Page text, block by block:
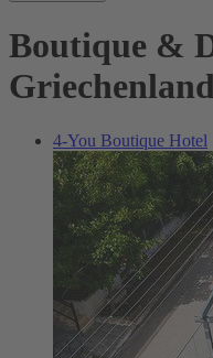
Boutique &
4-You Boutique Hotel